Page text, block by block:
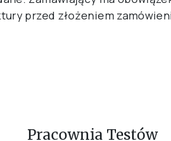
przed złożeniem
Pracownia Testów